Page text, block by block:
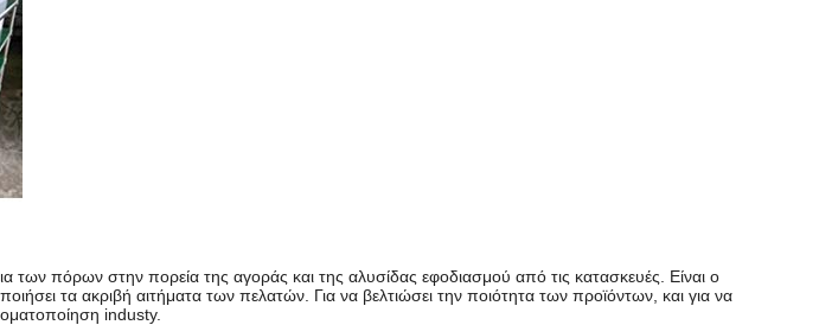
των πόρων στην πορεία της αγοράς και της αλυσίδας εφοδιασμού από τις κατασκευές. Είναι ο
τα ακριβή αιτήματα των πελατών. Για να βελτιώσει την ποιότητα των προϊόντων, και για να
industy.